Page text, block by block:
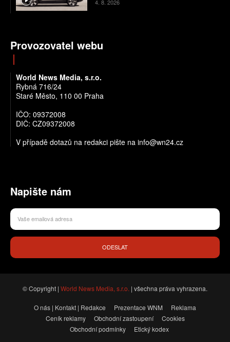
4. 8. 2026
Provozovatel webu
World News Media, s.r.o.
Rybná 716/24
Staré Město, 110 00 Praha
IČO: 09372008
DIČ: CZ09372008
V případě dotazů na redakci pište na info@wn24.cz
Napište nám
ODESLAT
© Copyright | World News Media, s.r.o. | všechna práva vyhrazena.
O nás | Kontakt | Redakce Prezentace WNM
Reklama
Ceník reklamy
Obchodní zastoupení
Cookies
Obchodní podmínky
Etický kodex